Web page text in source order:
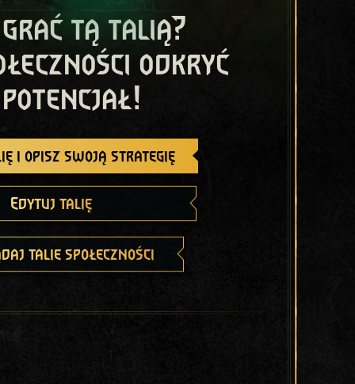
grać tą talią?
odkryć
i opisz swoją strategię
Edytuj talię
talie społeczności